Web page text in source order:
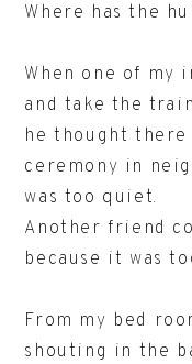
Where has the
When one of my
and take the
he thought there
ceremony in
was too quiet.
Another friend
because it was
From my bed
shouting in the